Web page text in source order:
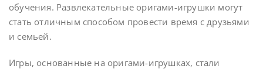
обучения. Развлекательные оригами-игрушки могут
стать отличным способом провести время с друзьями
и семьей.
Игры, основанные на оригами-игрушках, стали